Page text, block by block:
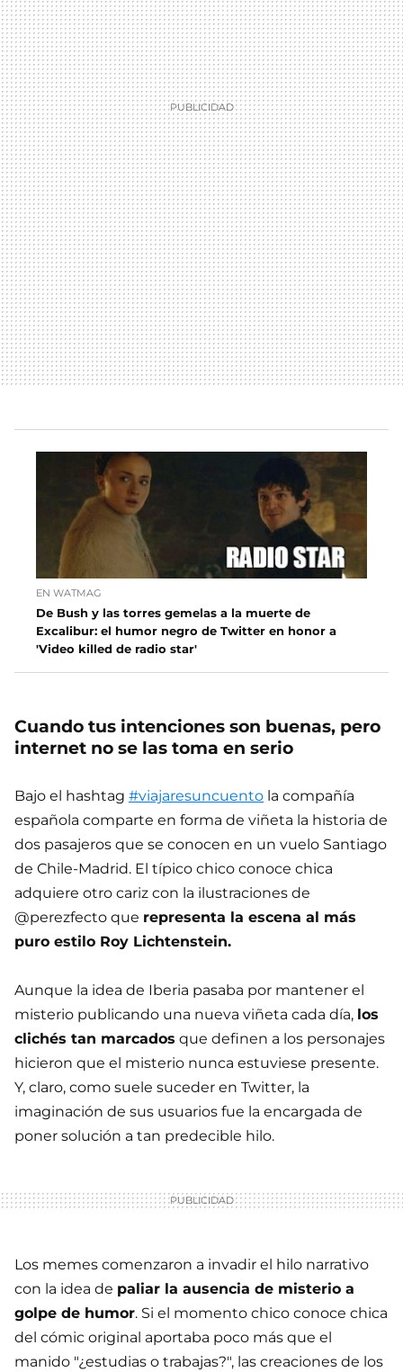
EN WATMAG
De Bush y las torres gemelas a la muerte de
Excalibur: el humor negro de Twitter en honor a
'Video killed de radio star'
Cuando tus intenciones son buenas, pero
internet no se las toma en serio
Bajo el hashtag #viajaresuncuento la compañía
española comparte en forma de viñeta la historia de
dos pasajeros que se conocen en un vuelo Santiago
de Chile-Madrid. El típico chico conoce chica
adquiere otro cariz con la ilustraciones de
@perezfecto que representa la escena al más
puro estilo Roy Lichtenstein.
Aunque la idea de Iberia pasaba por mantener el
misterio publicando una nueva viñeta cada día, los
clichés tan marcados que definen a los personajes
hicieron que el misterio nunca estuviese presente.
Y, claro, como suele suceder en Twitter, la
imaginación de sus usuarios fue la encargada de
poner solución a tan predecible hilo.
Los memes comenzaron a invadir el hilo narrativo
con la idea de paliar la ausencia de misterio a
golpe de humor. Si el momento chico conoce chica
del cómic original aportaba poco más que el
manido "¿estudias o trabajas?", las creaciones de los